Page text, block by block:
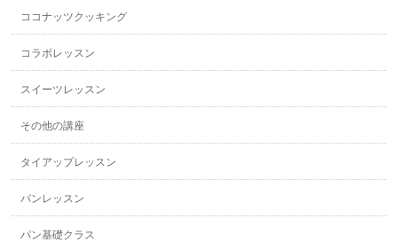
ココナッツクッキング
コラボレッスン
スイーツレッスン
その他の講座
タイアップレッスン
パンレッスン
パン基礎クラス